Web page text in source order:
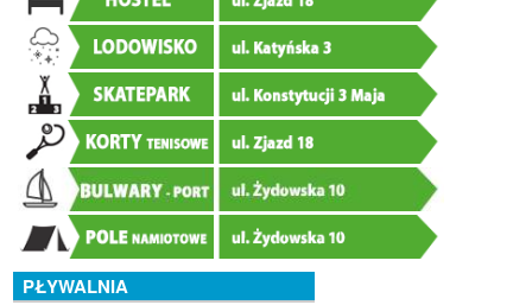
PŁYWALNIA